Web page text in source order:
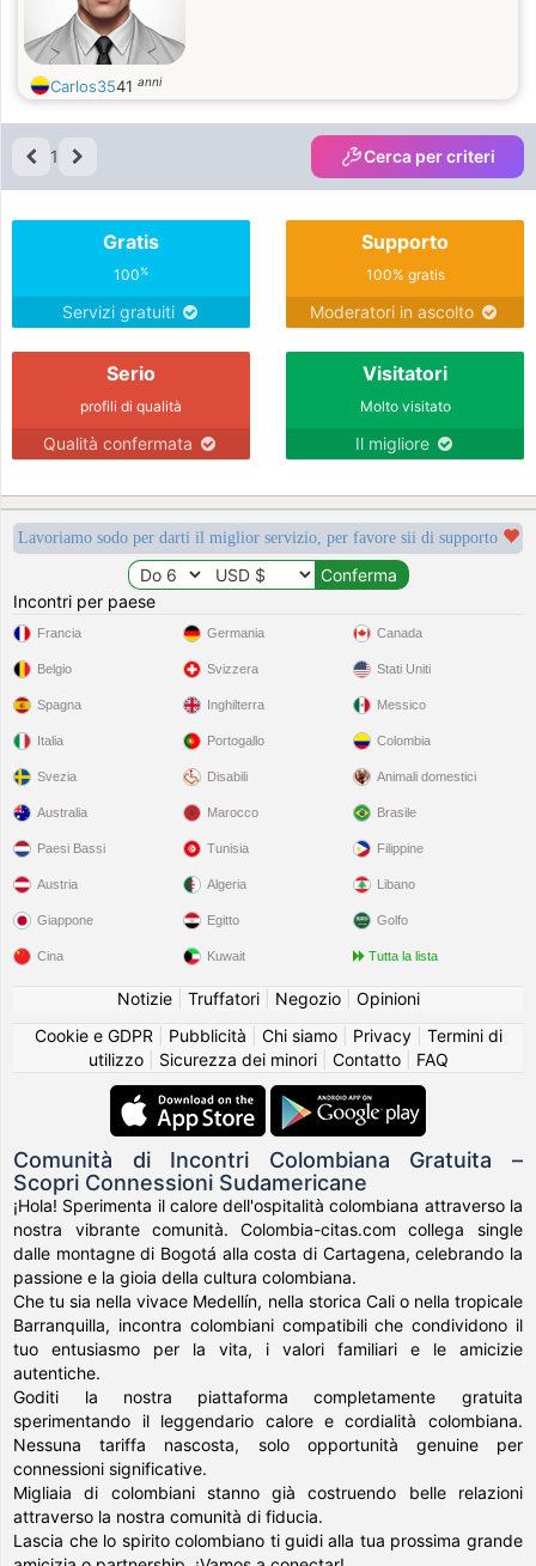
Carlos3541 anni
1 Cerca per criteri
Gratis
100%
Servizi gratuiti
Supporto
100% gratis
Moderatori in ascolto
Serio
profili di qualità
Qualità confermata
Visitatori
Molto visitato
Il migliore
Lavoriamo sodo per darti il miglior servizio, per favore sii di supporto
Incontri per paese
Francia
Belgio
Spagna
Italia
Svezia
Germania
Svizzera
Inghilterra
Portogallo
Disabili
Canada
Stati Uniti
Messico
Colombia
Animali domestici
Australia
Paesi Bassi
Austria
Giappone
Cina
Marocco
Tunisia
Algeria
Egitto
Kuwait
Brasile
Filippine
Libano
Golfo
Tutta la lista
Notizie| Truffatori| Negozio| Opinioni
Cookie e GDPR
Pubblicità Chi siamo| Privacy| Termini di
utilizzo| Sicurezza dei minori| Contatto| FAQ
Comunità di Incontri Colombiana Gratuita –
Scopri Connessioni Sudamericane
¡Hola! Sperimenta il calore dell'ospitalità colombiana attraverso la
nostra vibrante comunità. Colombia-citas.com collega single
dalle montagne di Bogotá alla costa di Cartagena, celebrando la
passione e la gioia della cultura colombiana.
Che tu sia nella vivace Medellín, nella storica Cali o nella tropicale
Barranquilla, incontra colombiani compatibili che condividono il
tuo entusiasmo per la vita, i valori familiari e le amicizie
autentiche.
Goditi la nostra piattaforma completamente gratuita
sperimentando il leggendario calore e cordialità colombiana.
Nessuna tariffa nascosta, solo opportunità genuine per
connessioni significative.
Migliaia di colombiani stanno già costruendo belle relazioni
attraverso la nostra comunità di fiducia.
Lascia che lo spirito colombiano ti guidi alla tua prossima grande